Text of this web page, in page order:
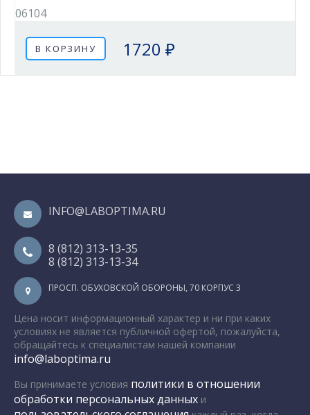
06104
В КОРЗИНУ 1720 ₽
INFO@LABOPTIMA.RU
8 (812) 313-13-35
8 (812) 313-13-34
ПРОСП. ОБУХОВСКОЙ ОБОРОНЫ, 70 КОРПУС 3
Цена носит информационный характер и ни при каких
условиях не является публичной офертой, пожалуйста,
обращайтесь к специалистам нашей компании
info@laboptima.ru
Вы принимаете условия политики в отношении
обработки персональных данных и